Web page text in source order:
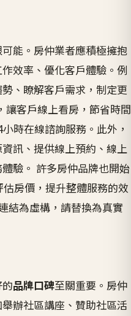
能。房仲業者應積極擁抱
效率、優化客戶體驗。例
、瞭解客戶需求，制定更
讓客戶線上看房，節省時間
小時在線諮詢服務。此外，
資訊、提供線上預約、線上
驗。 許多房仲品牌也開始
房價，提升整體服務的效
結為虛構，請替換為真實
品牌口碑至關重要。房仲
舉辦社區講座、贊助社區活